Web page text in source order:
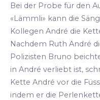
Bei der Probe für den
«Lämmli» kann die
Kollegen André die
Nachdem Ruth André
Polizisten Bruno
in André verliebt ist,
Kette André vor die
indem er die